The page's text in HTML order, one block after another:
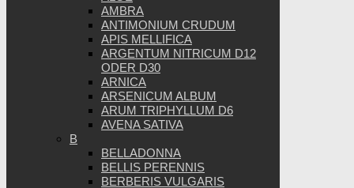
AMBRA
ANTIMONIUM CRUDUM
APIS MELLIFICA
ARGENTUM NITRICUM D12
ODER D30
ARNICA
ARSENICUM ALBUM
ARUM TRIPHYLLUM D6
AVENA SATIVA
B
BELLADONNA
BELLIS PERENNIS
BERBERIS VULGARIS